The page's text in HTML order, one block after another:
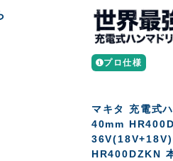
プロ仕様
マキタ 充電式
40mm
HR400DZKN